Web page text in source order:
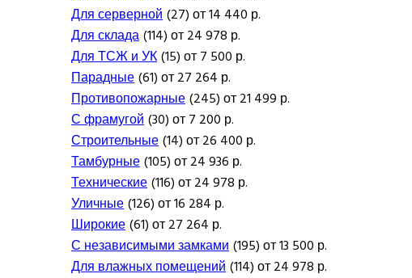
Для серверной(27) от 14 440 р.
Для склада(114) от 24 978 р.
Для ТСЖ и УК(15) от 7 500 р.
Парадные(61) от 27 264 р.
Противопожарные(245) от 21 499 р.
С фрамугой(30) от 7 200 р.
Строительные(14) от 26 400 р.
Тамбурные(105) от 24 936 р.
Технические(116) от 24 978 р.
Уличные(126) от 16 284 р.
Широкие(61) от 27 264 р.
С независимыми замками(195) от 13 500 р.
Для влажных помещений(114) от 24 978 р.